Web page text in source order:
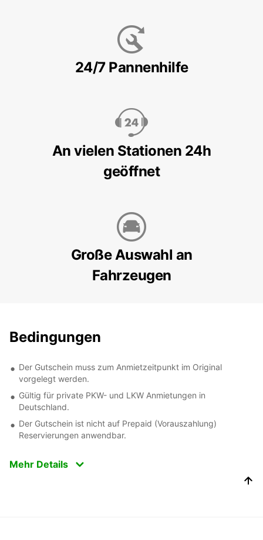
24/7 Pannenhilfe
An vielen Stationen 24h
geöffnet
Große Auswahl an
Fahrzeugen
Bedingungen
Der Gutschein muss zum Anmietzeitpunkt im Original
vorgelegt werden.
Gültig für private PKW- und LKW Anmietungen in
Deutschland.
Der Gutschein ist nicht auf Prepaid (Vorauszahlung)
Reservierungen anwendbar.
Mehr Details